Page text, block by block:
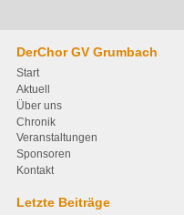
DerChor GV Grumbach
Start
Aktuell
Über uns
Chronik
Veranstaltungen
Sponsoren
Kontakt
Letzte Beiträge